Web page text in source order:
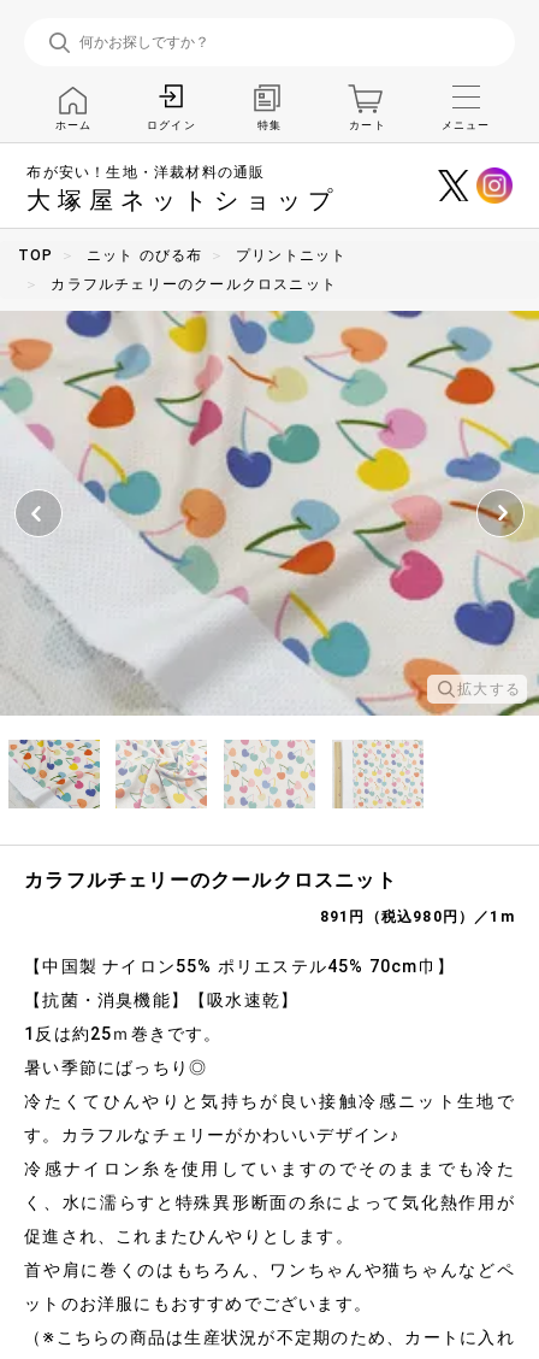
布が安い！生地・洋裁材料の通販
大塚屋ネットショップ
ホーム ログイン 特集 カート メニュー
TOP ニット のびる布
プリントニット
カラフルチェリーのクールクロスニット
拡大する
カラフルチェリーのクールクロスニット
891円（税込980円）／1m
【中国製 ナイロン55% ポリエステル45% 70cm巾】
【抗菌・消臭機能】【吸水速乾】
1反は約25ｍ巻きです。
暑い季節にばっちり◎
冷たくてひんやりと気持ちが良い接触冷感ニット生地で
す。カラフルなチェリーがかわいいデザイン♪
冷感ナイロン糸を使用していますのでそのままでも冷た
く、水に濡らすと特殊異形断面の糸によって気化熱作用が
促進され、これまたひんやりとします。
首や肩に巻くのはもちろん、ワンちゃんや猫ちゃんなどペ
ットのお洋服にもおすすめでございます。
（※こちらの商品は生産状況が不定期のため、カートに入れ